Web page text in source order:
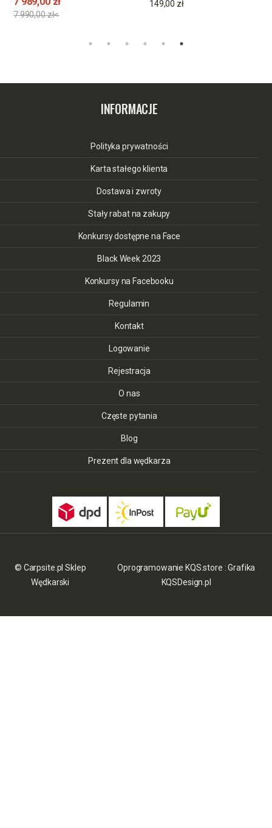
7 990,00 zł<
149,00 zł
INFORMACJE
Polityka prywatności
Karta stałego klienta
Dostawa i zwroty
Stały rabat na zakupy
Konkursy dostępne na Face
Black Week 2023
Konkursy na Facebooku
Regulamin
Kontakt
Logowanie
Rejestracja
O nas
Częste pytania
Blog
Prezent dla wędkarza
© Carpsite.pl Sklep
Wędkarski
Oprogramowanie KQS.store :Grafika
KQSDesign.pl